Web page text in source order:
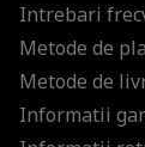
Intrebari
Metode de
Metode de
Informatii